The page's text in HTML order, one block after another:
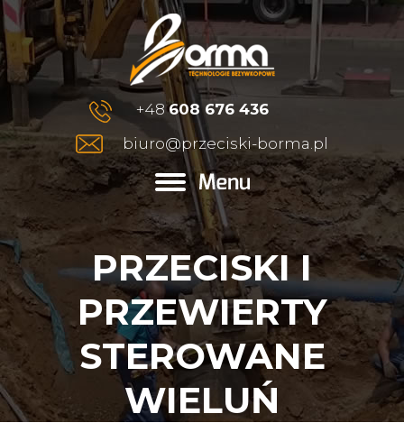
+48608 676 436
biuro@przeciski-borma.pl
PRZECISKI I
PRZEWIERTY
STEROWANE
WIELUŃ